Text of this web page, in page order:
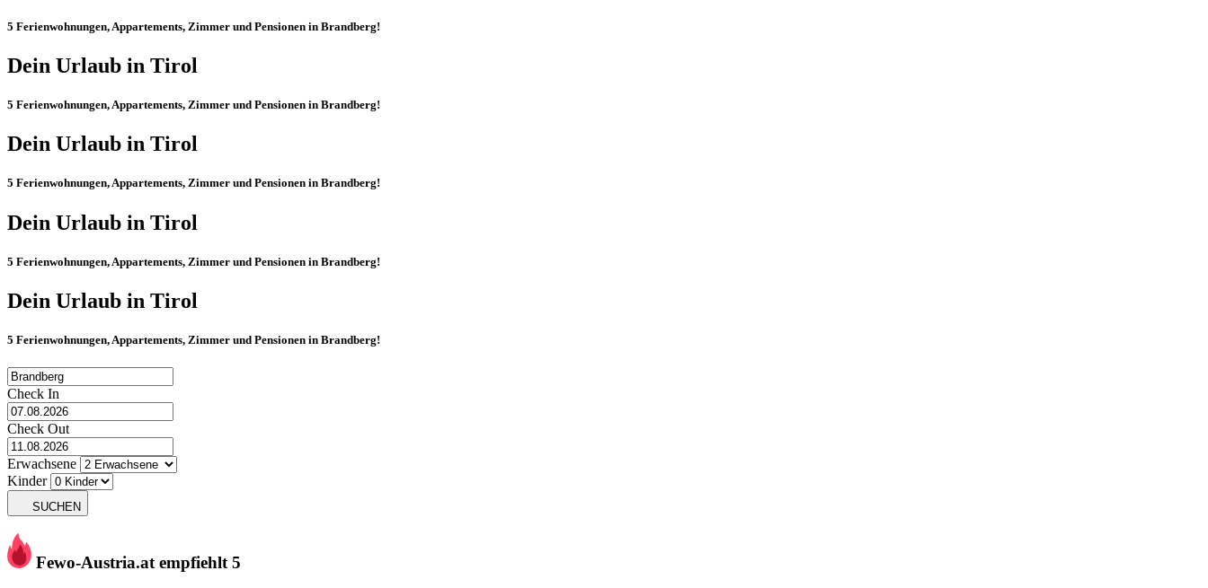
5 Ferienwohnungen, Appartements, Zimmer und Pensionen in Brandberg!
Dein Urlaub in Tirol
5 Ferienwohnungen, Appartements, Zimmer und Pensionen in Brandberg!
Dein Urlaub in Tirol
5 Ferienwohnungen, Appartements, Zimmer und Pensionen in Brandberg!
Dein Urlaub in Tirol
5 Ferienwohnungen, Appartements, Zimmer und Pensionen in Brandberg!
Dein Urlaub in Tirol
5 Ferienwohnungen, Appartements, Zimmer und Pensionen in Brandberg!
Check In
Check Out
Erwachsene
Kinder
SUCHEN
Fewo-Austria.at empfiehlt 5